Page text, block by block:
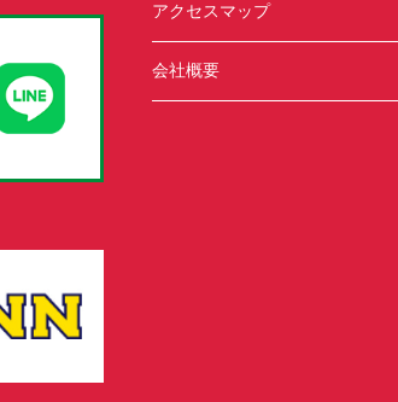
アクセスマップ
会社概要